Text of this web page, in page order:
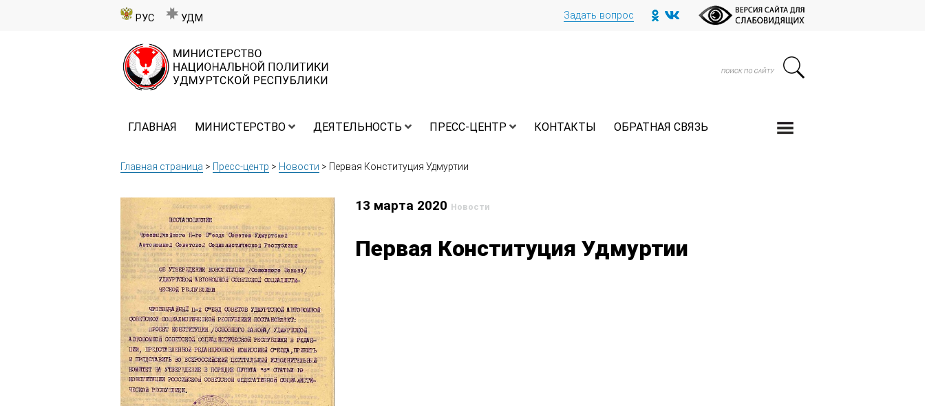
РУС УДМ Задать вопрос
ГЛАВНАЯ МИНИСТЕРСТВО ДЕЯТЕЛЬНОСТЬ ПРЕСС-ЦЕНТР КОНТАКТЫ ОБРАТНАЯ СВЯЗЬ
Главная страница > Пресс-центр > Новости > Первая Конституция Удмуртии
13 марта 2020 Новости
Первая Конституция Удмуртии